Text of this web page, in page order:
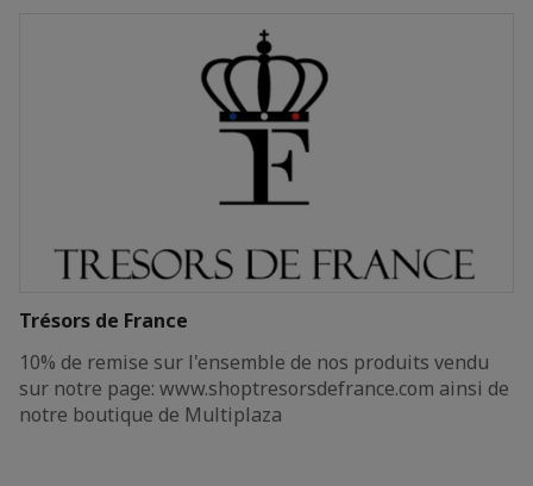
Trésors de France
10% de remise sur l'ensemble de nos produits vendu
sur notre page: www.shoptresorsdefrance.com ainsi de
notre boutique de Multiplaza